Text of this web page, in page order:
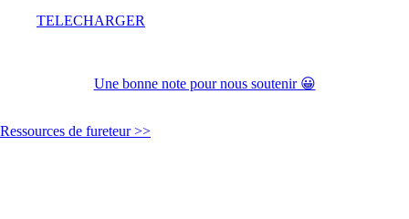
TELECHARGER
Une bonne note pour nous soutenir 😀
Ressources de fureteur >>